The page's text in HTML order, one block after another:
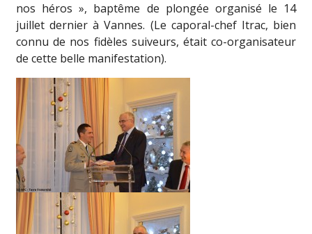
nos héros », baptême de plongée organisé le 14
juillet dernier à Vannes. (Le caporal-chef Itrac, bien
connu de nos fidèles suiveurs, était co-organisateur
de cette belle manifestation).